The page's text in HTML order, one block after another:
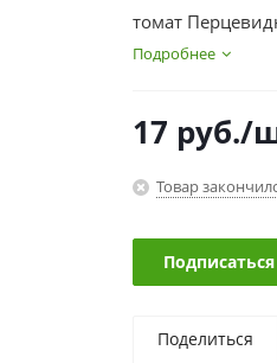
томат
Подробнее
17 руб./
Товар
Подписаться
Поделиться